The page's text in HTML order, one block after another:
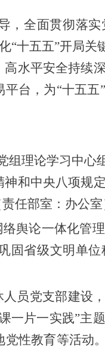
，全面贯彻落实
“十五五”开局关
高水平安全持续
平台 ， 为“十五五
组理论学习中心
和中央八项规
责任部室：办公室
舆论一体化管
省级文明单位
员党支部建设
一片一实践”主
党性教育等活动